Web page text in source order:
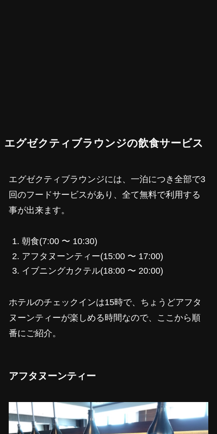
エグゼクティブラウンジの飲食サービス
エグゼクティブラウンジには、一泊につき全部で3
回のフードサービスがあり、全て無料で利用する
事が出来ます。
朝食(7:00 〜 10:30)
アフタヌーンティー(15:00 〜 17:00)
イブニングカクテル(18:00 〜 20:00)
ホテルのチェックインは15時で、ちょうどアフタ
ヌーンティーが楽しめる時間なので、ここから順
番にご紹介。
アフタヌーンティー